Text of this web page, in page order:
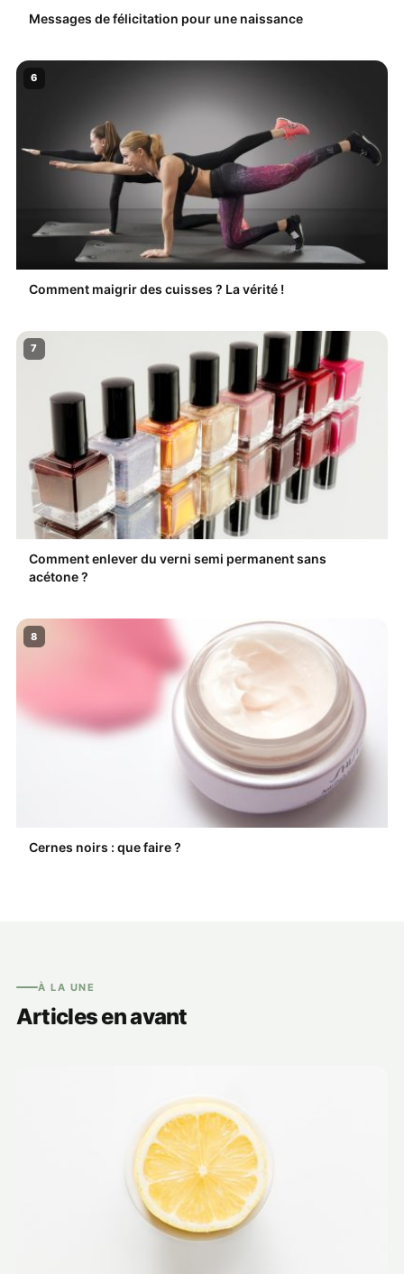
Messages de félicitation pour une naissance
6
Comment maigrir des cuisses ? La vérité !
7
Comment enlever du verni semi permanent sans
acétone ?
8
Cernes noirs : que faire ?
À LA UNE
Articles en avant